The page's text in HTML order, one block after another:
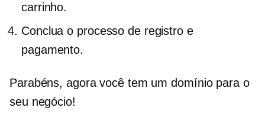
carrinho.
Conclua o processo de registro e
pagamento.
Parabéns, agora você tem um domínio para o
seu negócio!